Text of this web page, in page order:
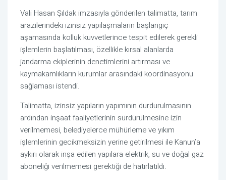
Vali Hasan Şıldak imzasıyla gönderilen talimatta, tarım
arazilerindeki izinsiz yapılaşmaların başlangıç
aşamasında kolluk kuvvetlerince tespit edilerek gerekli
işlemlerin başlatılması, özellikle kırsal alanlarda
jandarma ekiplerinin denetimlerini artırması ve
kaymakamlıkların kurumlar arasındaki koordinasyonu
sağlaması istendi.
Talimatta, izinsiz yapıların yapımının durdurulmasının
ardından inşaat faaliyetlerinin sürdürülmesine izin
verilmemesi, belediyelerce mühürleme ve yıkım
işlemlerinin gecikmeksizin yerine getirilmesi ile Kanun’a
aykırı olarak inşa edilen yapılara elektrik, su ve doğal gaz
aboneliği verilmemesi gerektiği de hatırlatıldı.